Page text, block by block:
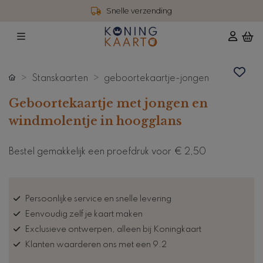
Snelle verzending
Stanskaarten geboortekaartje-jongen
Geboortekaartje met jongen en
windmolentje in hoogglans
Bestel gemakkelijk een proefdruk voor € 2,50
Persoonlijke service en snelle levering
Eenvoudig zelf je kaart maken
Exclusieve ontwerpen, alleen bij Koningkaart
Klanten waarderen ons met een 9.2